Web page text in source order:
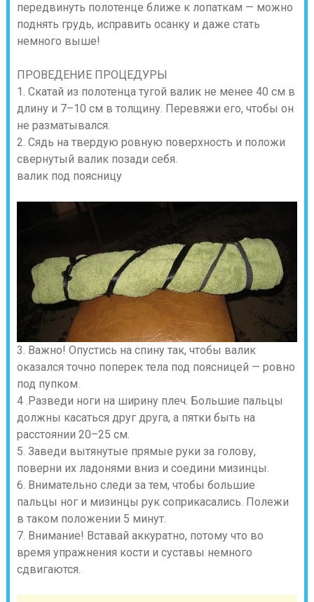
передвинуть полотенце ближе к лопаткам — можно
поднять грудь, исправить осанку и даже стать
немного выше!
ПРОВЕДЕНИЕ ПРОЦЕДУРЫ
1. Скатай из полотенца тугой валик не менее 40 см в
длину и 7–10 см в толщину. Перевяжи его, чтобы он
не разматывался.
2. Сядь на твердую ровную поверхность и положи
свернутый валик позади себя.
валик под поясницу
3. Важно! Опустись на спину так, чтобы валик
оказался точно поперек тела под поясницей — ровно
под пупком.
4 .Разведи ноги на ширину плеч. Большие пальцы
должны касаться друг друга, а пятки быть на
расстоянии 20–25 см.
5. Заведи вытянутые прямые руки за голову,
поверни их ладонями вниз и соедини мизинцы.
6. Внимательно следи за тем, чтобы большие
пальцы ног и мизинцы рук соприкасались. Полежи
в таком положении 5 минут.
7. Внимание! Вставай аккуратно, потому что во
время упражнения кости и суставы немного
сдвигаются.